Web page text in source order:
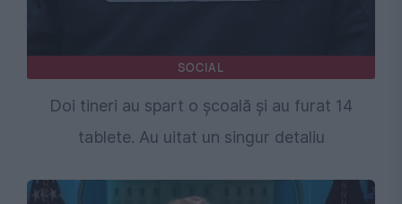
SOCIAL
Doi tineri au spart o școală și au furat 14
tablete. Au uitat un singur detaliu